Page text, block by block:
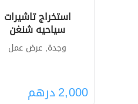
استخراج تاشيرات
سياحيه شنغن
وجدة, عرض عمل
2,000درهم